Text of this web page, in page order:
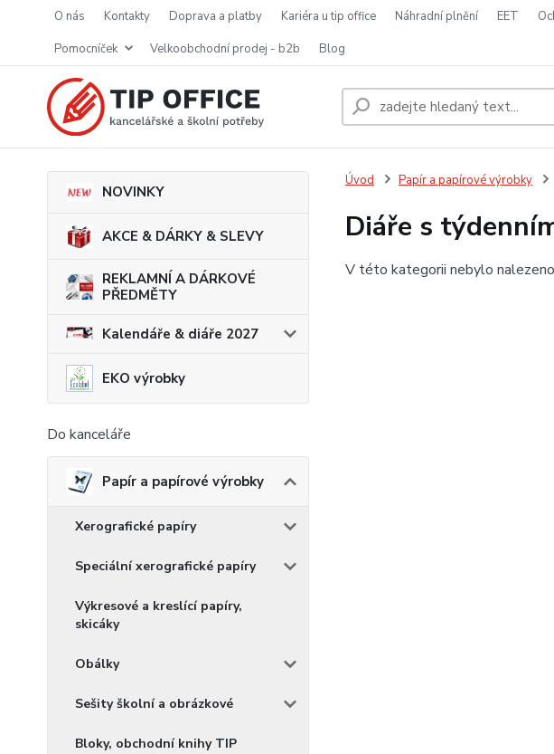
o nás kontakty doprava a platby kariéra u tip office náhradní plnění EET
pomocníček
velkoobchodní prodej - b2b blog
NOVINKY
AKCE & DÁRKY & SLEVY
REKLAMNÍ A DÁRKOVÉ
PŘEDMĚTY
Kalendáře & diáře 2027
EKO výrobky
Do kanceláře
Papír a papírové výrobky
Xerografické papíry
Speciální xerografické papíry
Výkresové a kreslící papíry,
skicáky
Obálky
Sešity školní a obrázkové
Bloky, obchodní knihy TIP
Úvod Papír a papírové výrobky
Diáře s
V této kategorii nebylo